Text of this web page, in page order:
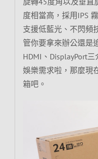
度相當高，採用IPS
支援低藍光、不閃頻
管你要拿來辦公還是
HDMI、DisplayPort
娛樂需求啦，那麼現
箱吧。